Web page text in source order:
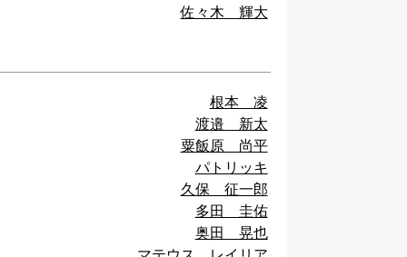
佐々木 輝大
根本 凌
渡邉 新太
粟飯原 尚平
パトリッキ
久保 征一郎
多田 圭佑
奥田 晃也